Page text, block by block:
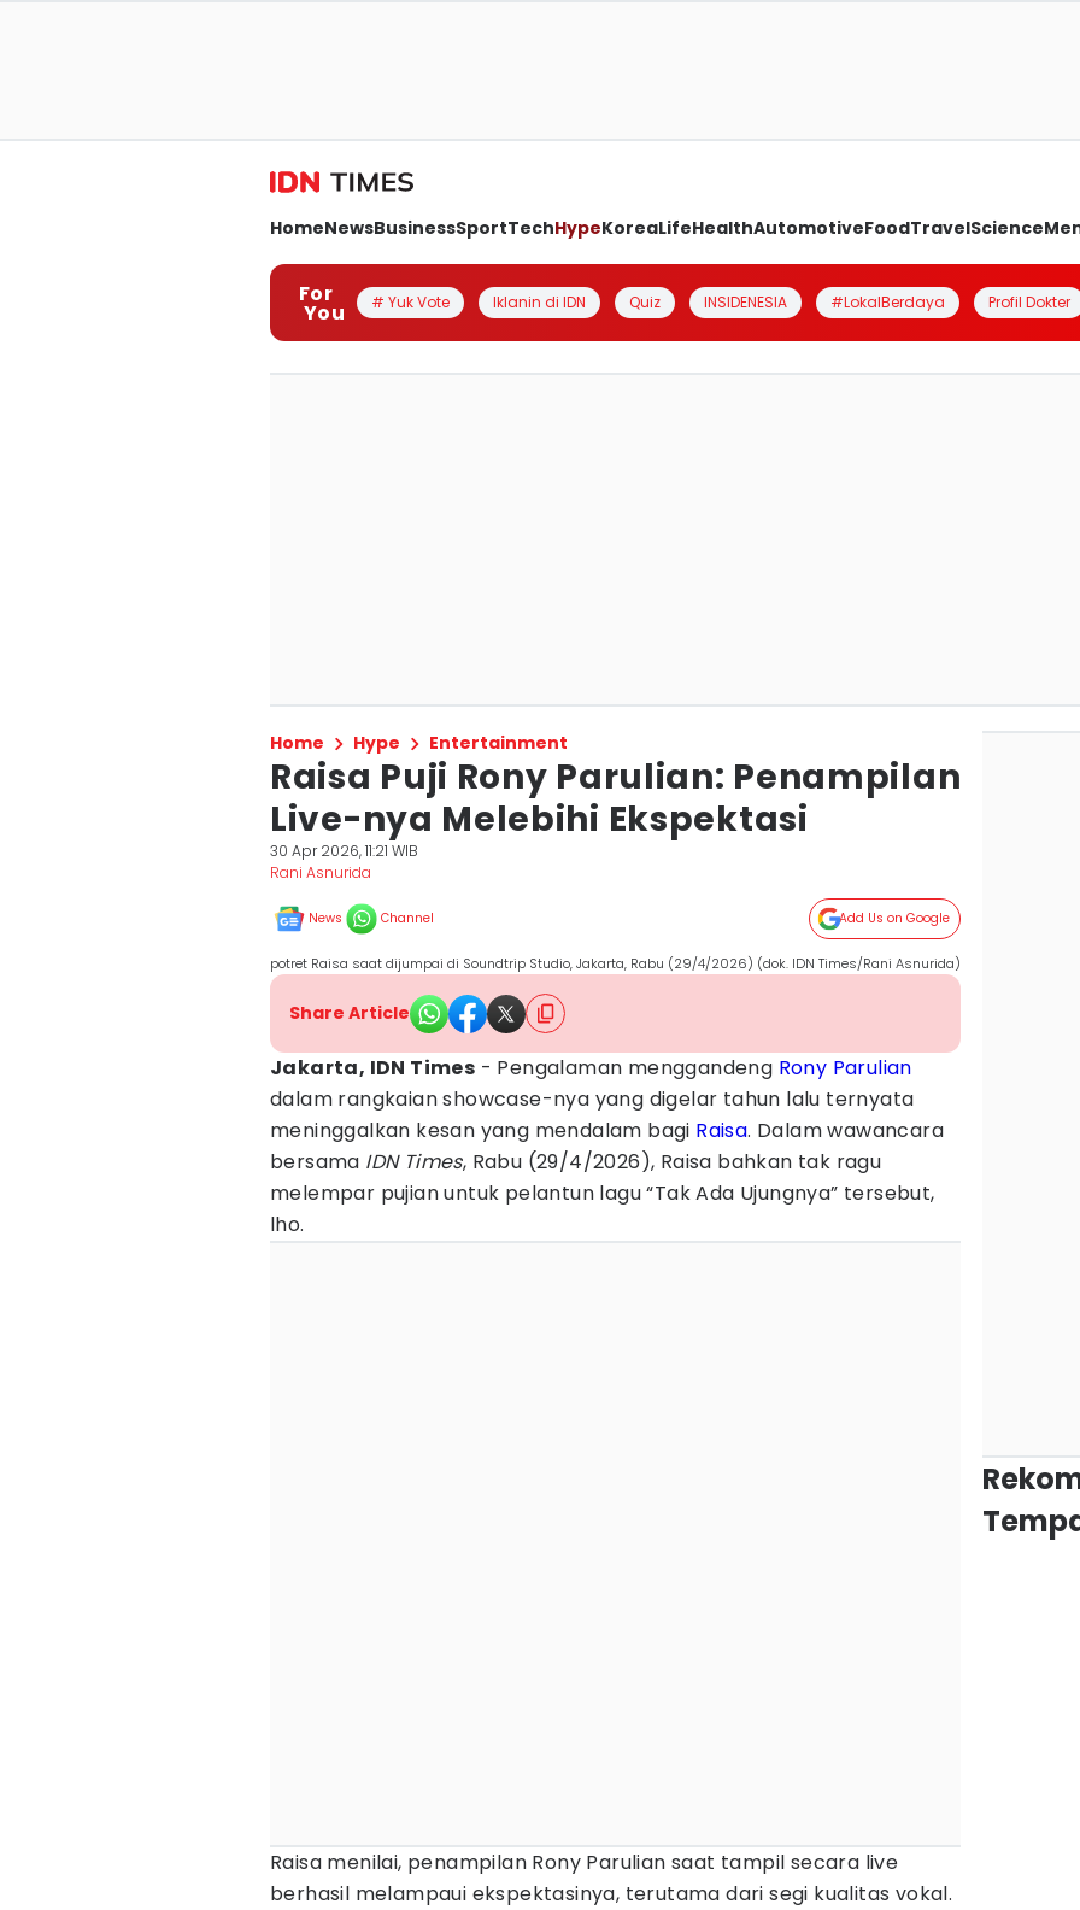
HomeNewsBusinessSportTechHypeKoreaLifeHealthAutomotiveFoodTravelScience
For
You # Yuk Vote Iklanin di IDN Quiz INSIDENESIA #LokalBerdaya Profil Dokter
Home Hype Entertainment
Raisa Puji Rony Parulian: Penampilan
Live-nya Melebihi Ekspektasi
30 Apr 2026, 11:21 WIB
Rani Asnurida
News Channel Add Us on Google
potret Raisa saat dijumpai di Soundtrip Studio, Jakarta, Rabu (29/4/2026) (dok. IDN Times/Rani Asnurida)
Share Article
Jakarta, IDN Times - Pengalaman menggandeng Rony Parulian
dalam rangkaian showcase-nya yang digelar tahun lalu ternyata
meninggalkan kesan yang mendalam bagi Raisa. Dalam wawancara
bersama IDN Times, Rabu (29/4/2026), Raisa bahkan tak ragu
melempar pujian untuk pelantun lagu “Tak Ada Ujungnya” tersebut,
lho.
Raisa menilai, penampilan Rony Parulian saat tampil secara live
berhasil melampaui ekspektasinya, terutama dari segi kualitas vokal.